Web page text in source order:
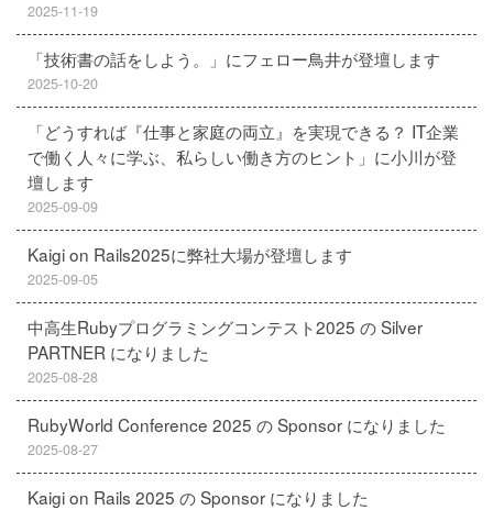
2025-11-19
「技術書の話をしよう。」にフェロー鳥井が登壇します
2025-10-20
「どうすれば『仕事と家庭の両立』を実現できる？ IT企業
で働く人々に学ぶ、私らしい働き方のヒント」に小川が登
壇します
2025-09-09
Kaigi on Rails2025に弊社大場が登壇します
2025-09-05
中高生Rubyプログラミングコンテスト2025 の Silver
PARTNER になりました
2025-08-28
RubyWorld Conference 2025 の Sponsor になりました
2025-08-27
Kaigi on Rails 2025 の Sponsor になりました